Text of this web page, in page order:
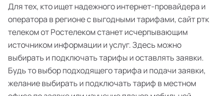
Для тех, кто ищет надежного интернет-провайдера и
оператора в регионе с выгодными тарифами, сайт ртк
телеком от Ростелеком станет исчерпывающим
источником информации и услуг. Здесь можно
выбирать и подключать тарифы и оставлять заявки.
Будь то выбор подходящего тарифа и подачи заявки,
желание выбирать и подключать тариф в местном